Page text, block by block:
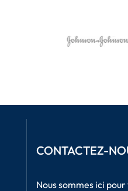
CONTACTEZ-
Nous sommes ici